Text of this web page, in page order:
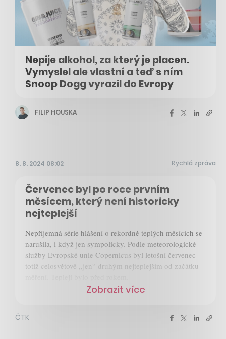
Nepije alkohol, za který je placen.
Vymyslel ale vlastní a teď s ním
Snoop Dogg vyrazil do Evropy
FILIP HOUSKA
8. 8. 2024 08:02 Rychlá zpráva
Červenec byl po roce prvním
měsícem, který není historicky
nejteplejší
Nepříjemná série hlášení o rekordně teplých měsících se
narušila, i když jen sympolicky. Podle meteorologické
služby Evropské unie Copernicus byl letošní červenec
totiž celosvětově „jen“ druhým nejteplejším od začátku
Zobrazit více
ČTK